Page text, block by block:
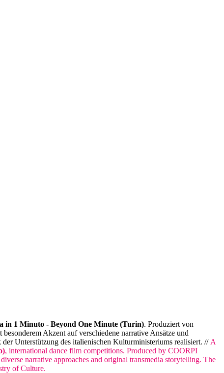
in 1 Minuto - Beyond One Minute (Turin). Produziert von
Akzent auf verschiedene narrative Ansätze und
Unterstützung des italienischen Kulturministeriums realisiert. // A
, international dance film competitions. Produced by COORPI
narrative approaches and original transmedia storytelling. The
of Culture.